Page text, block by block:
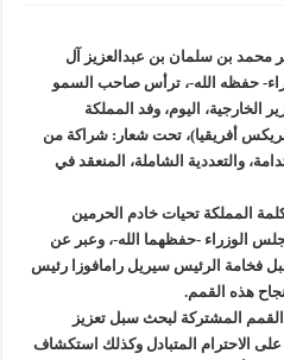
محمد بن سلمان بن عبدالعزيز آل
حفظه الله-، ترأس صاحب السمو
الخارجية، اليوم، وفد المملكة
أفريقيا)، تحت شعار: شراكة من
والتعددية الشاملة، المنعقد في
المملكة تحيات خادم الحرمين
الوزراء -حفظهما الله-، وعبر عن
فخامة الرئيس سيريل رامافوزا رئيس
هذه القمم.
المشتركة لبحث سبل تعزيز
على الاحترام المتبادل وكذلك استكشاف